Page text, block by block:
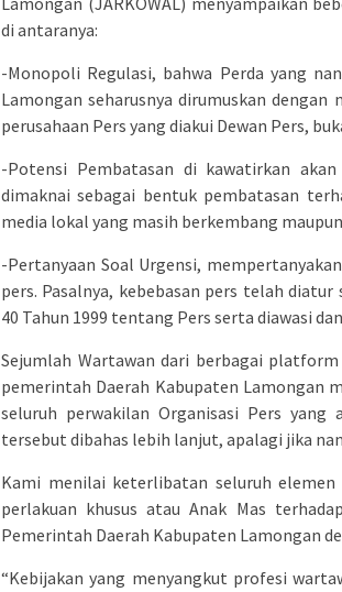
di antaranya:
-Monopoli Regulasi, bahwa Perda yang
Lamongan seharusnya dirumuskan
perusahaan Pers yang diakui Dewan Pers,
-Potensi Pembatasan di kawatirkan
dimaknai sebagai bentuk pembatasan
media lokal yang masih berkembang
-Pertanyaan Soal Urgensi,
pers. Pasalnya, kebebasan pers telah
40 Tahun 1999 tentang Pers serta diawasi
Sejumlah Wartawan dari berbagai
pemerintah Daerah Kabupaten Lamongan
seluruh perwakilan Organisasi Pers yang
tersebut dibahas lebih lanjut, apalagi jika
Kami menilai keterlibatan seluruh
perlakuan khusus atau Anak Mas
Pemerintah Daerah Kabupaten Lamongan
“Kebijakan yang menyangkut profesi